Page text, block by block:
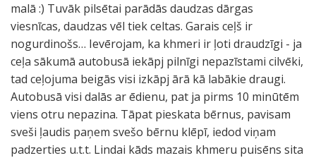
malā :) Tuvāk pilsētai parādās daudzas dārgas
viesnīcas, daudzas vēl tiek celtas. Garais ceļš ir
nogurdinošs… Ievērojam, ka khmeri ir ļoti draudzīgi - ja
ceļa sākumā autobusā iekāpj pilnīgi nepazīstami cilvēki,
tad ceļojuma beigās visi izkāpj ārā kā labākie draugi.
Autobusā visi dalās ar ēdienu, pat ja pirms 10 minūtēm
viens otru nepazina. Tāpat pieskata bērnus, pavisam
sveši ļaudis paņem svešo bērnu klēpī, iedod viņam
padzerties u.t.t. Lindai kāds mazais khmeru puisēns sita